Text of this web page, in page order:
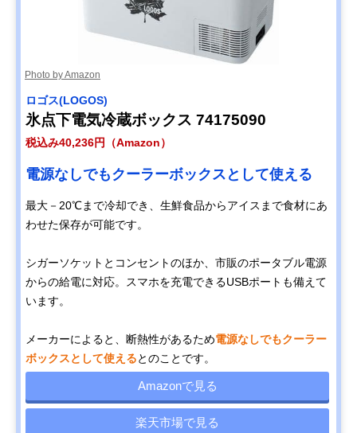
Photo by Amazon
ロゴス(LOGOS)
氷点下電気冷蔵ボックス 74175090
税込み40,236円（Amazon）
電源なしでもクーラーボックスとして使える
最大－20℃まで冷却でき、生鮮食品からアイスまで食材にあ
わせた保存が可能です。
シガーソケットとコンセントのほか、市販のポータブル電源
からの給電に対応。スマホを充電できるUSBポートも備えて
います。
メーカーによると、断熱性があるため電源なしでもクーラー
ボックスとして使えるとのことです。
Amazonで見る
楽天市場で見る